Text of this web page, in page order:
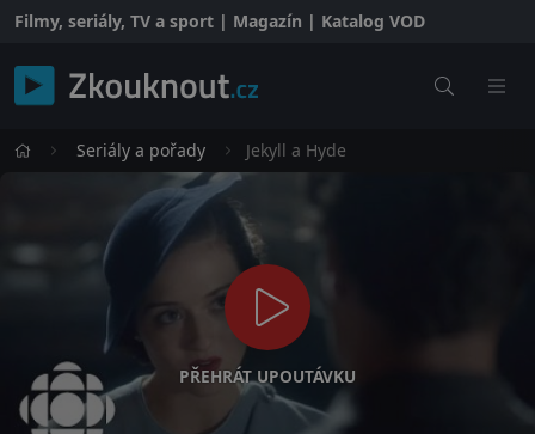
Filmy, seriály, TV a sport | Magazín | Katalog VOD
Seriály a pořady Jekyll a Hyde
PŘEHRÁT UPOUTÁVKU